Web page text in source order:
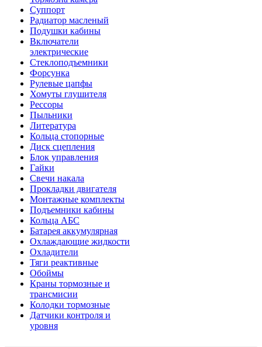
Суппорт
Радиатор масленый
Подушки кабины
Включатели
электрические
Стеклоподъемники
Форсунка
Рулевые цапфы
Хомуты глушителя
Рессоры
Пыльники
Литература
Кольца стопорные
Диск сцепления
Блок управления
Гайки
Свечи накала
Прокладки двигателя
Монтажные комплекты
Подъемники кабины
Кольца АБС
Батарея аккумулярная
Охлаждающие жидкости
Охладители
Тяги реактивные
Обоймы
Краны тормозные и
трансмисии
Колодки тормозные
Датчики контроля и
уровня